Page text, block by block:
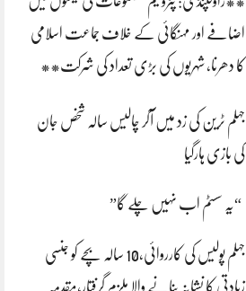
اضافے اور مہنگائی کے خلاف جماعت اسلامی
کا دھرنا، شہریوں کی بڑی تعداد کی شرکت**
جہلم ٹرین کی زد میں آکر چالیس سالہ شخص جان
کی بازی ہارگیا
“یہ سسٹم اب نہیں چلے گا”
جہلم پولیس کی کارروائی،10 سالہ بچے کو جنسی
زیادتی کا نشانہ بنانے والا ملزم گرفتار،مقدمہ